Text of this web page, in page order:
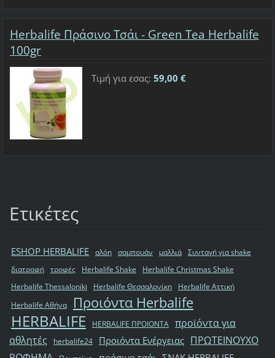
Herbalife Πράσινο Τσάι - Green Tea Herbalife
100gr
Τιμή για εσας: 59,00 €
Ετικέτες
ESHOP HERBALIFE αλόη σαμπουάν μαλλιά Συνταγή για shake
διατροφή τροφές Herbalife Shake
Herbalife Christmas Shake
Herbalife Thessaloniki
Herbalife Θεσσαλονίκη
Herbalife Αττική
Herbalife Αθήνα
Προιόντα Herbalife
HERBALIFE HERBALIFE ΠΡΟΙΟΝΤΑ προϊόντα για
αθλητές
herbalife24 Προιόντα Ενέργειας ΠΡΩΤΕΙΝΟΥΧΟ